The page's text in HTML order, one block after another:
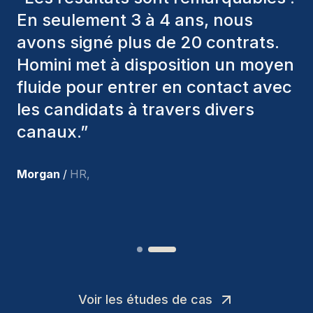
toujours pris en considération
divers critères pour nous proposer
les bons candidats. Ceux que
nous avons recrutés sont toujours
parmi nous, et personnellement, je
suis très satisfait des nouvelles
Voir les études de cas